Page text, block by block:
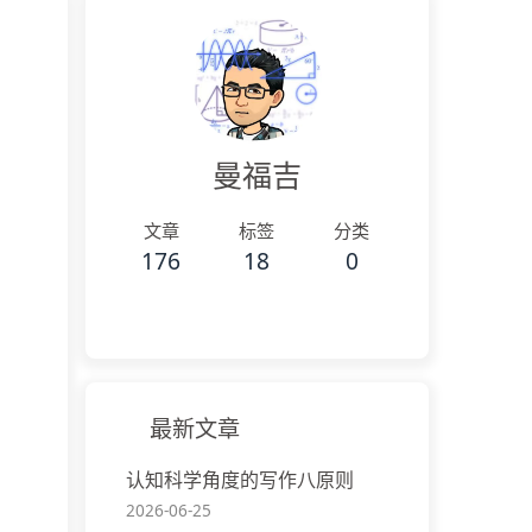
曼福吉
文章
176
标签
18
分类
0
最新文章
认知科学角度的写作八原则
2026-06-25